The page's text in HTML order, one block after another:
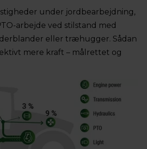
under jordbearbejdning,
arbejde ved stilstand med
eller træhugger. Sådan
mere kraft – målrettet og